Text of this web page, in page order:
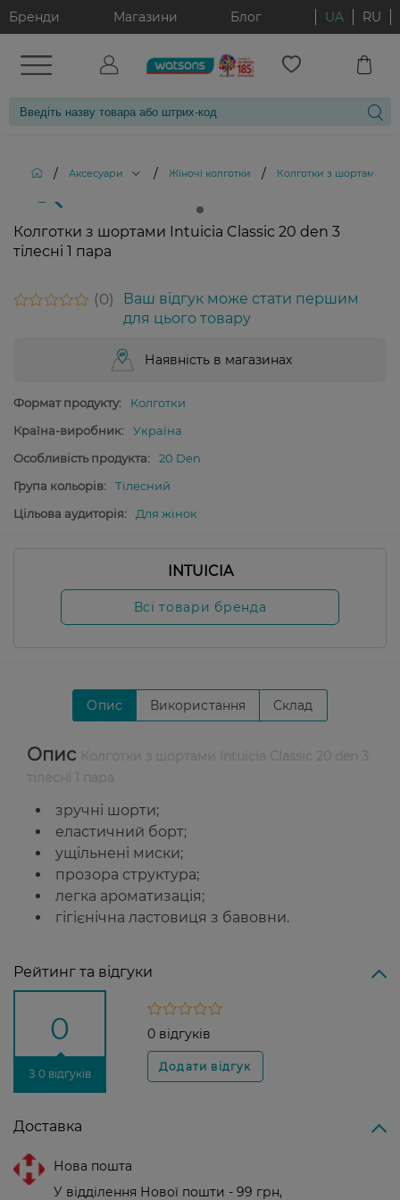
Бренди Магазини Блог UA RU
/ Аксесуари / Жіночі колготки / Колготки з шортами
Колготки з шортами Intuicia Classic 20 den 3
тілесні 1 пара
0
Ваш відгук може стати першим
для цього товару
Наявність в магазинах
Формат продукту:
Колготки
Країна-виробник:
Україна
Особливість продукта:
20 Den
Група кольорів:
Тілесний
Цільова аудиторія:
Для жінок
INTUICIA
Всі товари бренда
Опис Використання Склад
Опис
зручні шорти;
еластичний борт;
ущільнені миски;
прозора структура;
легка ароматизація;
гігієнічна ластовиця з бавовни.
Рейтинг та відгуки
0
З 0 відгуків
0 відгуків
Доставка
Нова пошта
У відділення Нової пошти - 99 грн,